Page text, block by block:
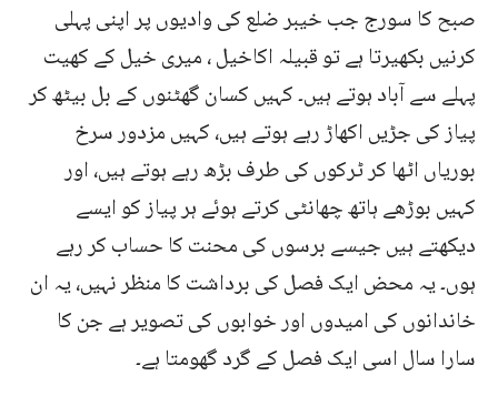
صبح کا سورج جب خیبر ضلع کی وادیوں پر اپنی پہلی
کرنیں بکھیرتا ہے تو قبیلہ اکاخیل ، میری خیل کے کھیت
پہلے سے آباد ہوتے ہیں۔ کہیں کسان گھٹنوں کے بل بیٹھ کر
پیاز کی جڑیں اکھاڑ رہے ہوتے ہیں، کہیں مزدور سرخ
بوریاں اٹھا کر ٹرکوں کی طرف بڑھ رہے ہوتے ہیں، اور
کہیں بوڑھے ہاتھ چھانٹی کرتے ہوئے ہر پیاز کو ایسے
دیکھتے ہیں جیسے برسوں کی محنت کا حساب کر رہے
ہوں۔ یہ محض ایک فصل کی برداشت کا منظر نہیں، یہ ان
خاندانوں کی امیدوں اور خوابوں کی تصویر ہے جن کا
سارا سال اسی ایک فصل کے گرد گھومتا ہے۔